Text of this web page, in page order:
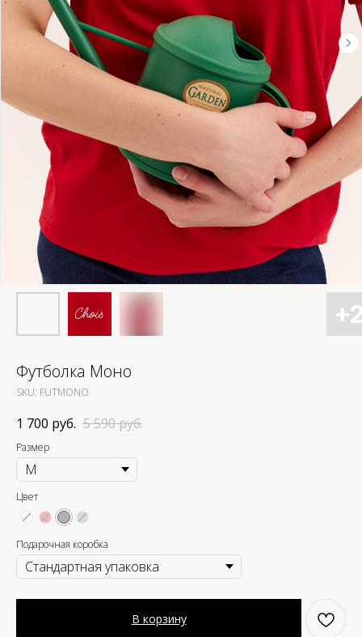
Футболка Моно
SKU: FUTMONO
1 700 руб. 5 590руб.
Размер
Цвет
Подарочная коробка
В корзину